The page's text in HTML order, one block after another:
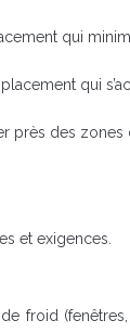
qui
qui
près des zones
et exigences.
froid